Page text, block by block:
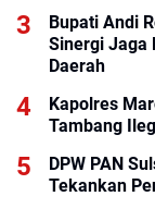
Bupati Andi
Sinergi Jaga
Daerah
Kapolres
Tambang
DPW PAN
Tekankan